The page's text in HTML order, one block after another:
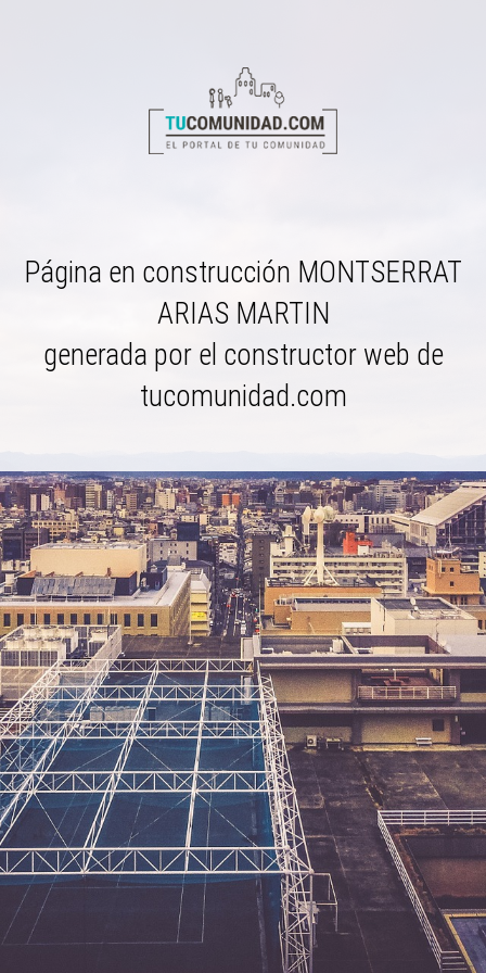
Página en construcción MONTSERRAT
ARIAS MARTIN
generada por el constructor web de
tucomunidad.com